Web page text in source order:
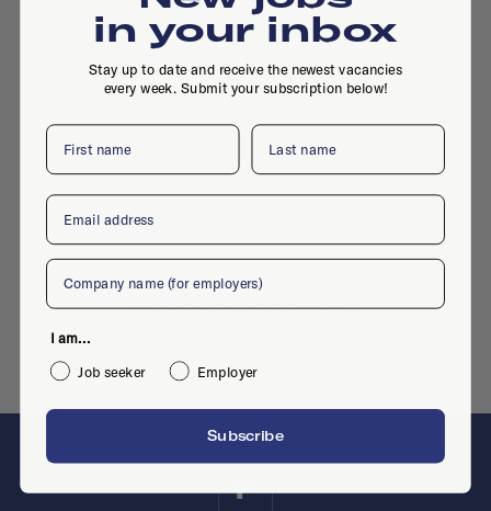
Is this your company profile?Place a job
Similar companies
No similar companies yet
Want to add your company?
F
in your inbox
Stay up to date and receive the newest vacancies
every week. Submit your subscription below!
First name Last name
Email
Company
I am...
Job seeker
Employer
Subscribe